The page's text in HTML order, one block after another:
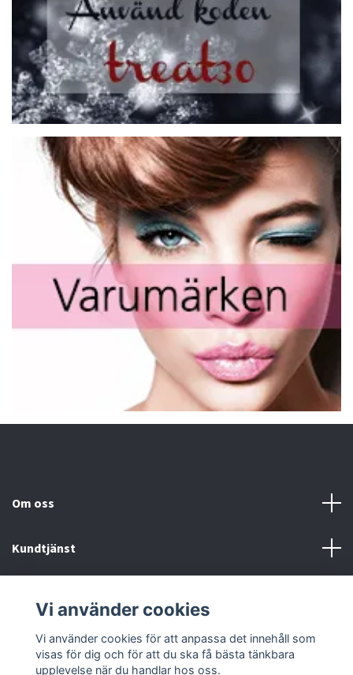
Om oss
Kundtjänst
Sociala medier
Vi använder cookies
Vi använder cookies för att anpassa det innehåll som
visas för dig och för att du ska få bästa tänkbara
upplevelse när du handlar hos oss.